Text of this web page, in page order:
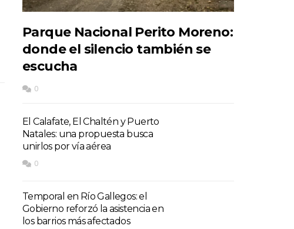
Parque Nacional Perito Moreno:
donde el silencio también se
escucha
0
El Calafate, El Chaltén y Puerto
Natales: una propuesta busca
unirlos por vía aérea
0
Temporal en Río Gallegos: el
Gobierno reforzó la asistencia en
los barrios más afectados